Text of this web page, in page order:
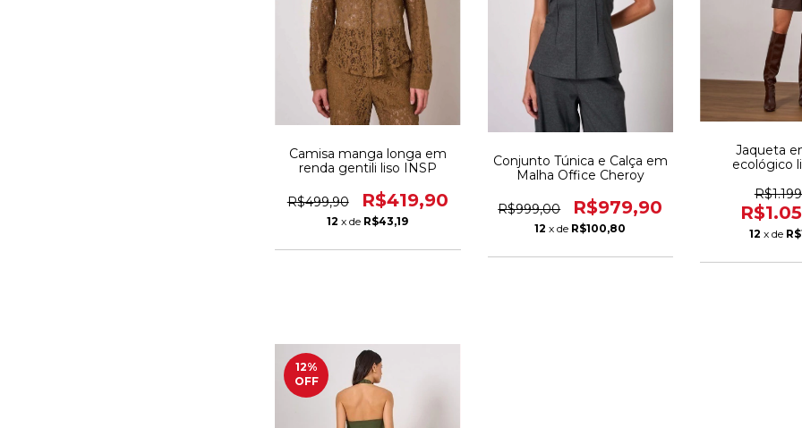
Camisa manga longa em
renda gentili liso INSP
R$499,90 R$419,90
12 x de R$43,19
Conjunto Túnica e Calça em
Malha Office Cheroy
R$999,00 R$979,90
12 x de R$100,80
Jaqueta
ecológico
12 x de
12%
OFF